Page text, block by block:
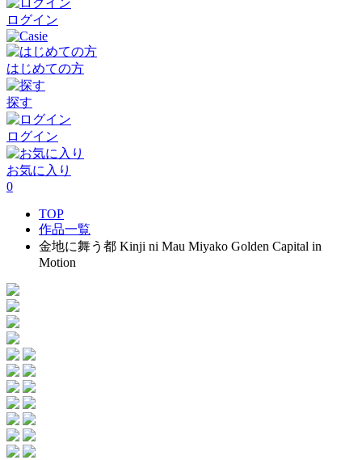
ログイン
はじめての方
探す
ログイン
お気に入り
0
TOP
作品一覧
金地に舞う都 Kinji ni Mau Miyako Golden Capital in
Motion